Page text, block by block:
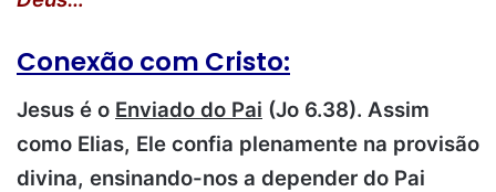
Conexão com Cristo:
Jesus é o Enviado do Pai (Jo 6.38). Assim
como Elias, Ele confia plenamente na provisão
divina, ensinando-nos a depender do Pai